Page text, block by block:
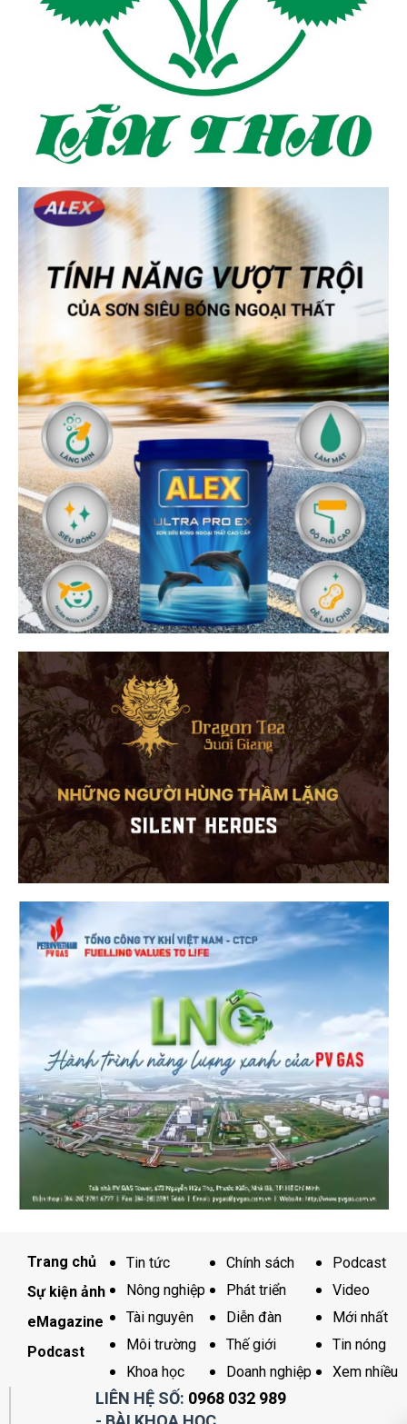
Trang chủ
Sự kiện ảnh
eMagazine
Podcast
Tin tức
Nông nghiệp
Tài nguyên
Môi trường
Khoa học
Chính sách
Phát triển
Diễn đàn
Thế giới
Doanh nghiệp
Podcast
Video
Mới nhất
Tin nóng
Xem nhiều
LIÊN HỆ SỐ: 0968 032 989